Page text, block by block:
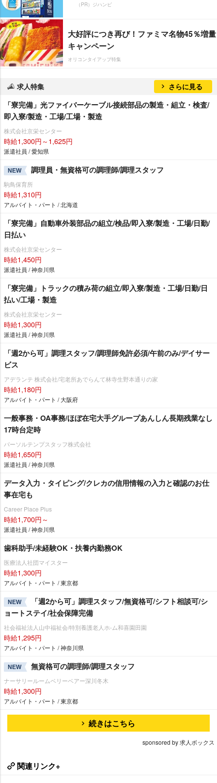
（PR）ジハンピ
大好評につき再び！ファミマ名物45％増量
キャンペーン
オリコンタイアップ特集
求人特集 さらに見る
「寮完備」光ファイバーケーブル接続部品の製造・組立・検査/
即入寮/製造・工場/工場・製造
株式会社京栄センター
時給1,300円～1,625円
派遣社員 / 愛知県
NEW 調理員・無資格可の調理師/調理スタッフ
駒鳥保育所
時給1,310円
アルバイト・パート / 北海道
「寮完備」自動車外装部品の組立/検品/即入寮/製造・工場/日勤/
日払い
株式会社京栄センター
時給1,450円
派遣社員 / 神奈川県
「寮完備」トラックの積み荷の組立/即入寮/製造・工場/日勤/日
払い/工場・製造
株式会社京栄センター
時給1,300円
派遣社員 / 神奈川県
「週2から可」調理スタッフ/調理師免許必須/午前のみ/デイサー
ビス
アデランテ 株式会社/宅老所あでらんて林寺生野本通りの家
時給1,180円
アルバイト・パート / 大阪府
一般事務・OA事務/ほぼ在宅大手グループあんしん長期残業なし
17時台定時
パーソルテンプスタッフ株式会社
時給1,650円
派遣社員 / 神奈川県
データ入力・タイピング/クレカの信用情報の入力と確認のお仕
事在宅も
Career Place Plus
時給1,700円～
派遣社員 / 神奈川県
歯科助手/未経験OK・扶養内勤務OK
医療法人社団マイスター
時給1,300円
アルバイト・パート / 東京都
NEW
「週2から可」調理スタッフ/無資格可/シフト相談可/シ
ョートステイ/社会保障完備
社会福祉法人山中福祉会/特別養護老人ホ-ム和喜園田園
時給1,295円
アルバイト・パート / 神奈川県
NEW 無資格可の調理師/調理スタッフ
ナーサリールームベリーベアー深川冬木
時給1,300円
アルバイト・パート / 東京都
続きはこちら
sponsored by 求人ボックス
関連リンク+